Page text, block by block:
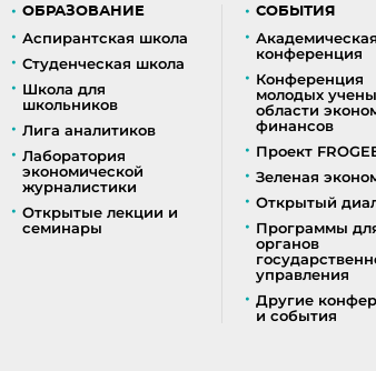
ОБРАЗОВАНИЕ
Аспирантская школа
Студенческая школа
Школа для
школьников
Лига аналитиков
Лаборатория
экономической
журналистики
Открытые лекции и
семинары
СОБЫТИЯ
Академическая
конференция
Конференция
молодых
области
финансов
Проект
Зеленая
Открытый
Программы
органов
управления
Другие
и события